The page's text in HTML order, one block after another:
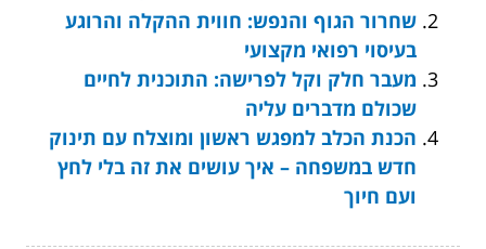
שחרור הגוף והנפש: חווית ההקלה והרוגע
בעיסוי רפואי מקצועי
מעבר חלק וקל לפרישה: התוכנית לחיים
שכולם מדברים עליה
הכנת הכלב למפגש ראשון ומוצלח עם תינוק
חדש במשפחה – איך עושים את זה בלי לחץ
ועם חיוך